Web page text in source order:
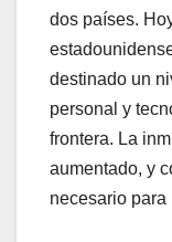
dos países.
destinado un
personal y
frontera. La
aumentado, y
necesario para